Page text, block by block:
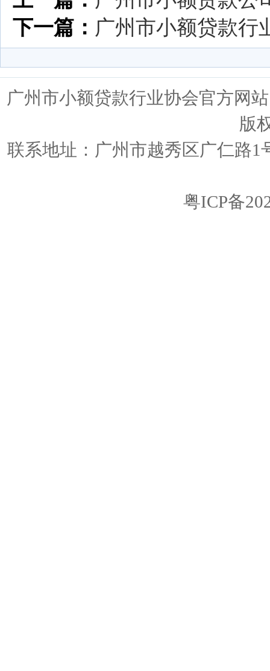
下一篇： 广州市小额贷款行
广州市小额贷款行业协会官方网
版
联系地址：广州市越秀区广仁路1
粤ICP备